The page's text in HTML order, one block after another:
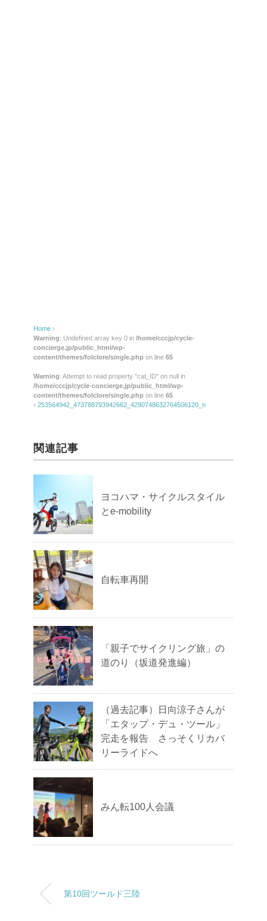
Home ›
Warning: Undefined array key 0 in /home/cccjp/cycle-
concierge.jp/public_html/wp-
content/themes/folclore/single.php on line 65
Warning: Attempt to read property "cat_ID" on null in
/home/cccjp/cycle-concierge.jp/public_html/wp-
content/themes/folclore/single.php on line 65
› 253564942_473788793942662_4290748632764506120_n
関連記事
ヨコハマ・サイクルスタイル
とe-mobility
自転車再開
「親子でサイクリング旅」の
道のり（坂道発進編）
（過去記事）日向涼子さんが
「エタップ・デュ・ツール」
完走を報告 さっそくリカバ
リーライドへ
みん転100人会議
第10回ツールド三陸